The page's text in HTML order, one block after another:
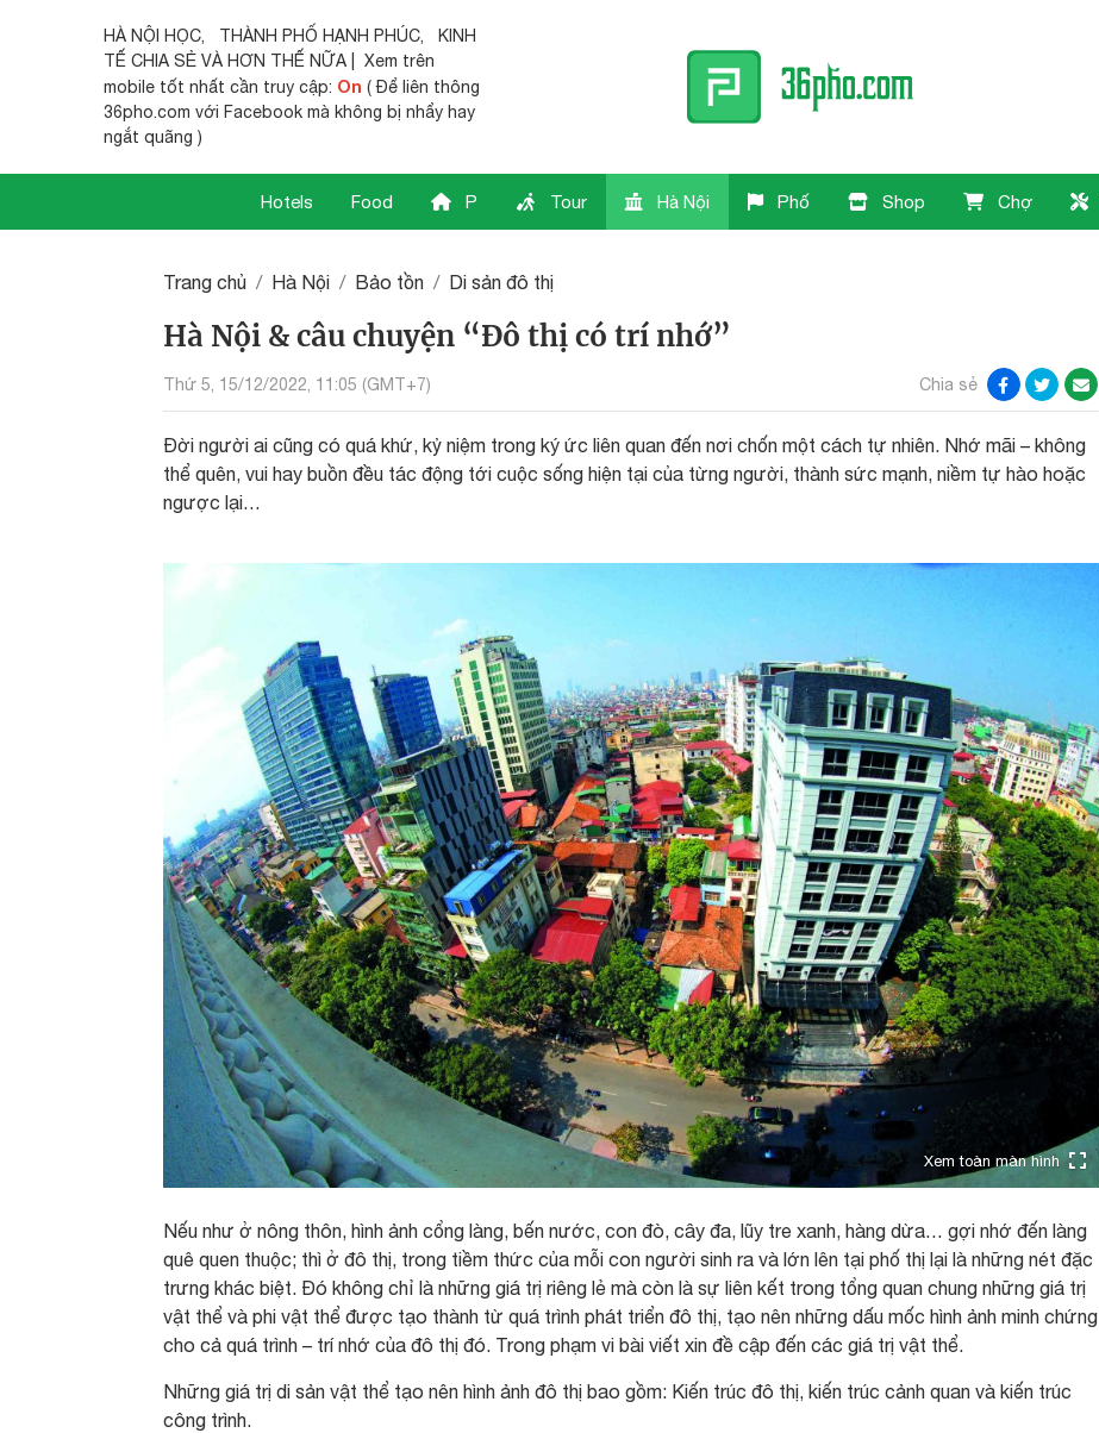
HÀ NỘI HỌC, THÀNH PHỐ HẠNH PHÚC,
KINH
TẾ CHIA SẺ VÀ HƠN THẾ NỮA | Xem trên
mobile tốt nhất cần truy cập: On ( Để liên thông
36pho.com với Facebook mà không bị nhẩy hay
ngắt quãng )
Hotels Food P Tour Hà Nội Phố Shop Chợ
Trang chủ Hà Nội Bảo tồn Di sản đô thị
Hà Nội & câu chuyện “Đô thị có trí nhớ”
Thứ 5, 15/12/2022, 11:05 (GMT+7) Chia sẻ
Đời người ai cũng có quá khứ, kỷ niệm trong ký ức liên quan đến nơi chốn một cách tự nhiên. Nhớ mãi – không
thể quên, vui hay buồn đều tác động tới cuộc sống hiện tại của từng người, thành sức mạnh, niềm tự hào hoặc
ngược lại…
Xem toàn màn hình
Nếu như ở nông thôn, hình ảnh cổng làng, bến nước, con đò, cây đa, lũy tre xanh, hàng dừa… gợi nhớ đến làng
quê quen thuộc; thì ở đô thị, trong tiềm thức của mỗi con người sinh ra và lớn lên tại phố thị lại là những nét đặc
trưng khác biệt. Đó không chỉ là những giá trị riêng lẻ mà còn là sự liên kết trong tổng quan chung những giá trị
vật thể và phi vật thể được tạo thành từ quá trình phát triển đô thị, tạo nên những dấu mốc hình ảnh minh chứng
cho cả quá trình – trí nhớ của đô thị đó. Trong phạm vi bài viết xin đề cập đến các giá trị vật thể.
Những giá trị di sản vật thể tạo nên hình ảnh đô thị bao gồm: Kiến trúc đô thị, kiến trúc cảnh quan và kiến trúc
công trình.